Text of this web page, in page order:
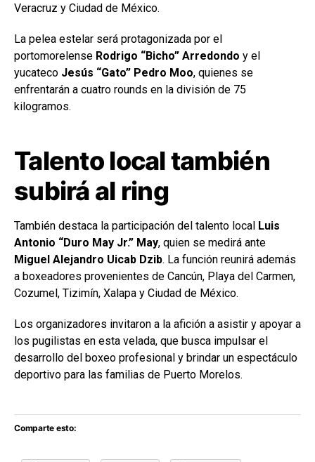
Veracruz y Ciudad de México.
La pelea estelar será protagonizada por el
portomorelense Rodrigo “Bicho” Arredondo y el
yucateco Jesús “Gato” Pedro Moo, quienes se
enfrentarán a cuatro rounds en la división de 75
kilogramos.
Talento local también
subirá al ring
También destaca la participación del talento local Luis
Antonio “Duro May Jr.” May, quien se medirá ante
Miguel Alejandro Uicab Dzib. La función reunirá además
a boxeadores provenientes de Cancún, Playa del Carmen,
Cozumel, Tizimín, Xalapa y Ciudad de México.
Los organizadores invitaron a la afición a asistir y apoyar a
los pugilistas en esta velada, que busca impulsar el
desarrollo del boxeo profesional y brindar un espectáculo
deportivo para las familias de Puerto Morelos.
Comparte esto: